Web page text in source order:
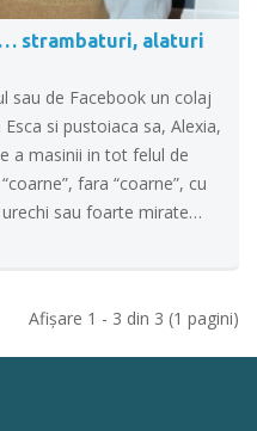
strambaturi, alaturi
sau de Facebook un colaj
si pustoiaca sa, Alexia,
a masinii in tot felul de
fara “coarne”, cu
sau foarte mirate…
Afişare 1 - 3 din 3 (1 pagini)